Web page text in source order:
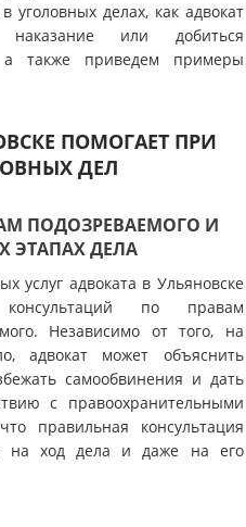
делах, как адвокат
или добиться
а также приведем примеры
ПОМОГАЕТ ПРИ
ДЕЛ
ПОДОЗРЕВАЕМОГО И
ЭТАПАХ ДЕЛА
услуг адвоката в Ульяновске
по правам
Независимо от того, на
адвокат может объяснить
самообвинения и дать
с правоохранительными
правильная консультация
на ход дела и даже на его